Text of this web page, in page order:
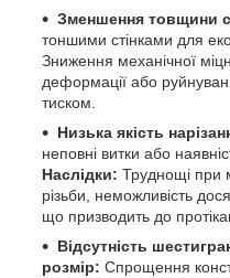
Зменшення товщини
тоншими стінками для
Зниження механічної
деформації або
тиском.
Низька якість
неповні витки або
Наслідки: Труднощі при
різьби, неможливість
що призводить до
Відсутність
розмір: Спрощення